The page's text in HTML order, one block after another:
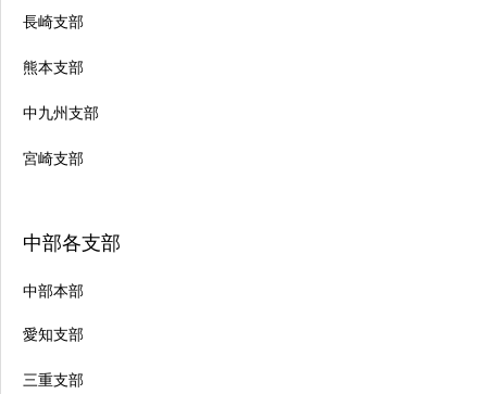
長崎支部
熊本支部
中九州支部
宮崎支部
中部各支部
中部本部
愛知支部
三重支部